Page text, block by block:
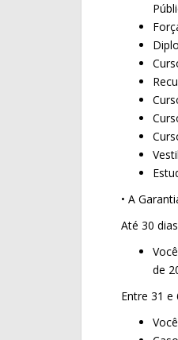
• A
Até 30
de
Entre 31 e